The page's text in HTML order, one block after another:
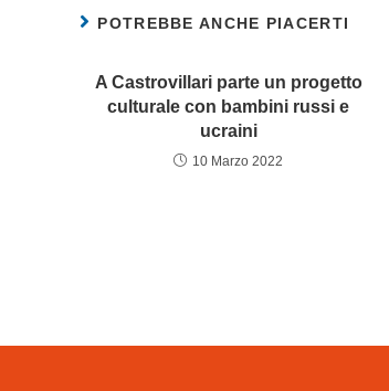
POTREBBE ANCHE PIACERTI
A Castrovillari parte un progetto
culturale con bambini russi e
ucraini
10 Marzo 2022